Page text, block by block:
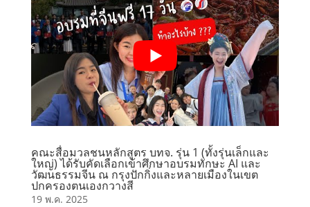
คณะสื่อมวลชนหลักสูตร บทจ. รุ่น 1 (ทั้งรุ่นเล็กและ
ใหญ่) ได้รับคัดเลือกเข้าศึกษาอบรมทักษะ AI และ
วัฒนธรรมจีน ณ กรุงปักกิ่งและหลายเมืองในเขต
ปกครองตนเองกวางสี
19 พ.ค. 2025